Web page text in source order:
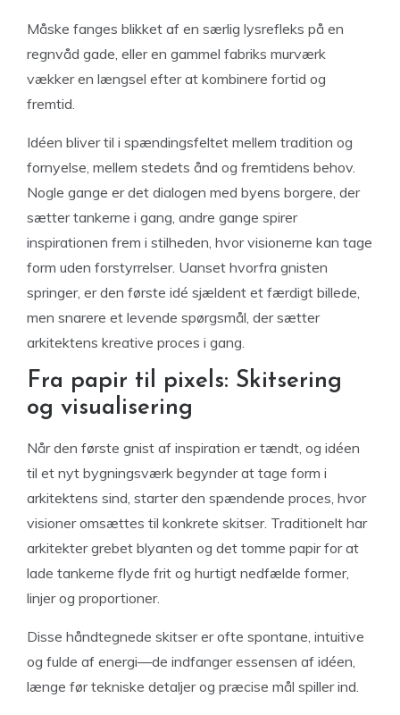
Måske fanges blikket af en særlig lysrefleks på en
regnvåd gade, eller en gammel fabriks murværk
vækker en længsel efter at kombinere fortid og
fremtid.
Idéen bliver til i spændingsfeltet mellem tradition og
fornyelse, mellem stedets ånd og fremtidens behov.
Nogle gange er det dialogen med byens borgere, der
sætter tankerne i gang, andre gange spirer
inspirationen frem i stilheden, hvor visionerne kan tage
form uden forstyrrelser. Uanset hvorfra gnisten
springer, er den første idé sjældent et færdigt billede,
men snarere et levende spørgsmål, der sætter
arkitektens kreative proces i gang.
Fra papir til pixels: Skitsering
og visualisering
Når den første gnist af inspiration er tændt, og idéen
til et nyt bygningsværk begynder at tage form i
arkitektens sind, starter den spændende proces, hvor
visioner omsættes til konkrete skitser. Traditionelt har
arkitekter grebet blyanten og det tomme papir for at
lade tankerne flyde frit og hurtigt nedfælde former,
linjer og proportioner.
Disse håndtegnede skitser er ofte spontane, intuitive
og fulde af energi—de indfanger essensen af idéen,
længe før tekniske detaljer og præcise mål spiller ind.